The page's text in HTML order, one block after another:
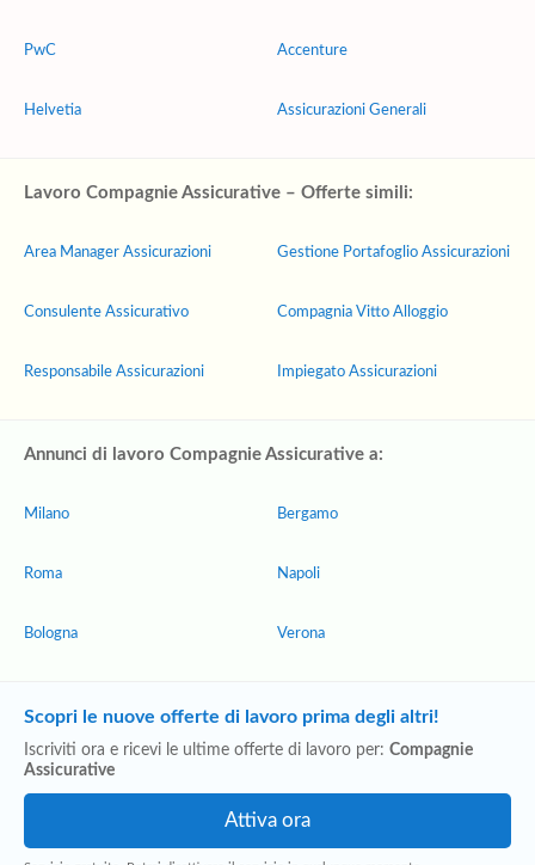
PwC
Helvetia
Accenture
Assicurazioni Generali
Lavoro Compagnie Assicurative – Offerte simili:
Area Manager Assicurazioni
Consulente Assicurativo
Responsabile Assicurazioni
Gestione Portafoglio Assicurazioni
Compagnia Vitto Alloggio
Impiegato Assicurazioni
Annunci di lavoro Compagnie Assicurative a:
Milano
Roma
Bologna
Bergamo
Napoli
Verona
Scopri le nuove offerte di lavoro prima degli altri!
Iscriviti ora e ricevi le ultime offerte di lavoro per: Compagnie
Assicurative